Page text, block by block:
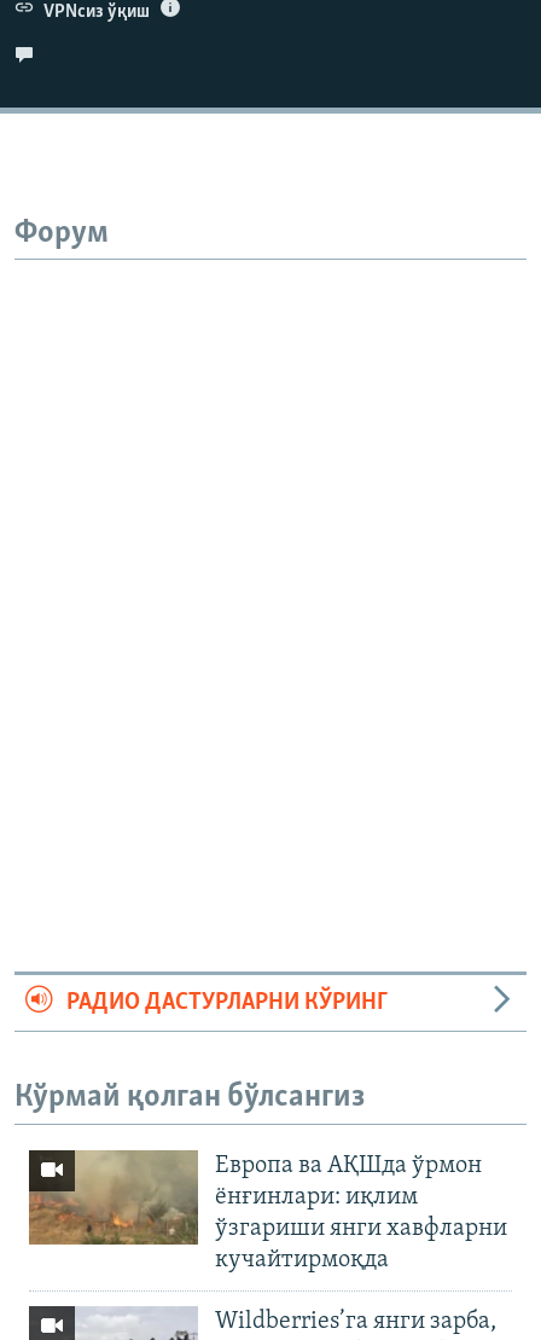
VPNсиз ўқиш
Форум
РАДИО ДАСТУРЛАРНИ КЎРИНГ
Кўрмай қолган бўлсангиз
Европа ва АҚШда ўрмон
ёнғинлари: иқлим
ўзгариши янги хавфларни
кучайтирмоқда
Wildberries’га янги зарба,